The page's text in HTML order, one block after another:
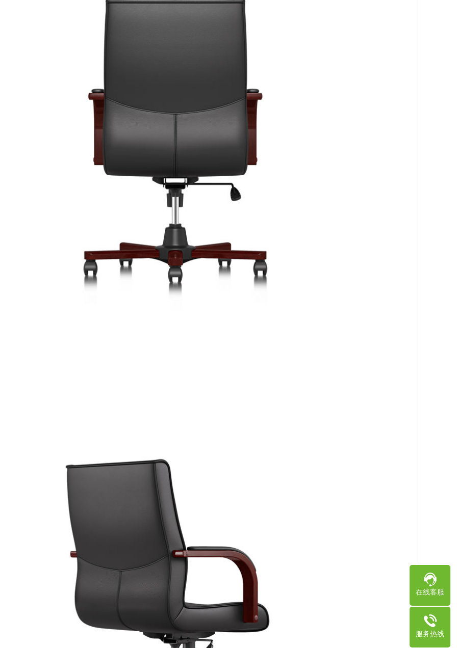
在线客服
服务热线